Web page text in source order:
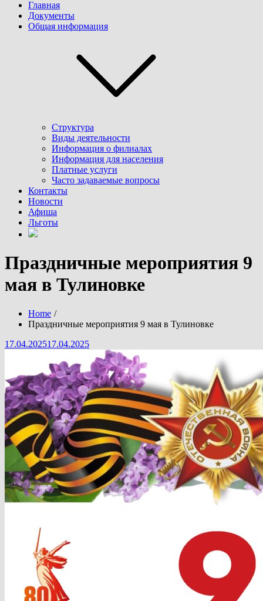
Главная
Документы
Общая информация
Структура
Виды деятельности
Информация о филиалах
Информация для населения
Платные услуги
Часто задаваемые вопросы
Контакты
Новости
Афиша
Льготы
Праздничные мероприятия 9
мая в Тулиновке
Home
Праздничные мероприятия 9 мая в Тулиновке
Posted
17.04.202517.04.2025